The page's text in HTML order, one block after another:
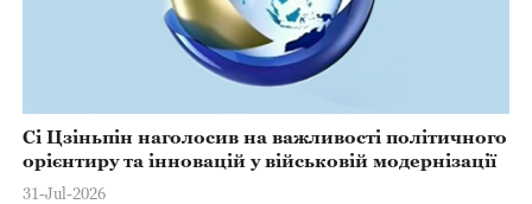
Сі Цзіньпін наголосив на важливості політичного
орієнтиру та інновацій у військовій модернізації
31-Jul-2026